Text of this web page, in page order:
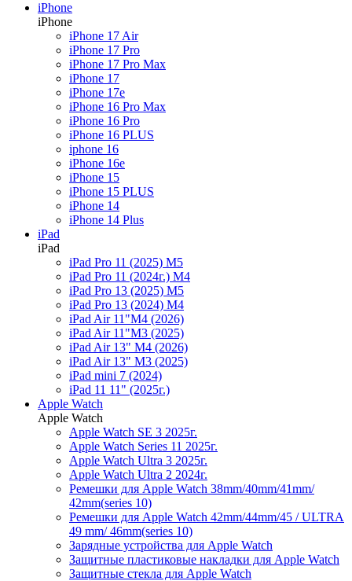
iPhone
iPhone
iPhone 17 Air
iPhone 17 Pro
iPhone 17 Pro Max
iPhone 17
iPhone 17e
iPhone 16 Pro Max
iPhone 16 Pro
iPhone 16 PLUS
iphone 16
iPhone 16e
iPhone 15
iPhone 15 PLUS
iPhone 14
iPhone 14 Plus
iPad
iPad
iPad Pro 11 (2025) M5
iPad Pro 11 (2024г.) M4
iPad Pro 13 (2025) M5
iPad Pro 13 (2024) M4
iPad Air 11"M4 (2026)
iPad Air 11"M3 (2025)
iPad Air 13" M4 (2026)
iPad Air 13" M3 (2025)
iPad mini 7 (2024)
iPad 11 11" (2025г.)
Apple Watch
Apple Watch
Apple Watch SE 3 2025г.
Apple Watch Series 11 2025г.
Apple Watch Ultra 3 2025г.
Apple Watch Ultra 2 2024г.
Ремешки для Apple Watch 38mm/40mm/41mm/
42mm(series 10)
Ремешки для Apple Watch 42mm/44mm/45 / ULTRA
49 mm/ 46mm(series 10)
Зарядные устройства для Apple Watch
Защитные пластиковые накладки для Apple Watch
Защитные стекла для Apple Watch